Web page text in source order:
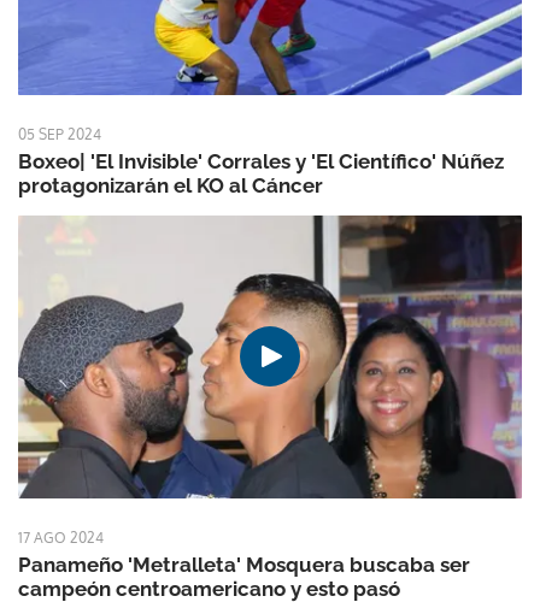
05 SEP 2024
Boxeo| 'El Invisible' Corrales y 'El Científico' Núñez
protagonizarán el KO al Cáncer
17 AGO 2024
Panameño 'Metralleta' Mosquera buscaba ser
campeón centroamericano y esto pasó